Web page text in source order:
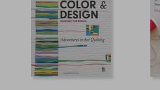
50%
dcto. $ 58.691